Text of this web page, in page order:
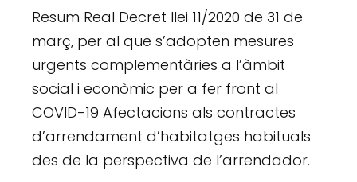
Resum Real Decret llei 11/2020 de 31 de
març, per al que s’adopten mesures
urgents complementàries a l’àmbit
social i econòmic per a fer front al
COVID-19 Afectacions als contractes
d’arrendament d’habitatges habituals
des de la perspectiva de l’arrendador.